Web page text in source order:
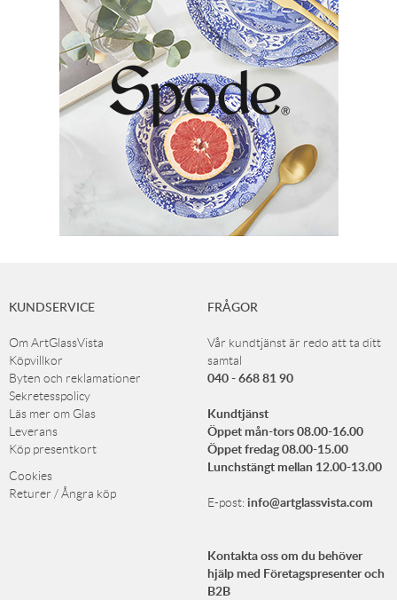
KUNDSERVICE
Om ArtGlassVista
Köpvillkor
Byten och reklamationer
Sekretesspolicy
Läs mer om Glas
Leverans
Köp presentkort
Cookies
Returer / Ångra köp
FRÅGOR
Vår kundtjänst är redo att ta ditt
samtal
040 - 668 81 90
Kundtjänst
Öppet mån-tors 08.00-16.00
Öppet fredag 08.00-15.00
Lunchstängt mellan 12.00-13.00
E-post:info@artglassvista.com
Kontakta oss om du behöver
hjälp med Företagspresenter och
B2B